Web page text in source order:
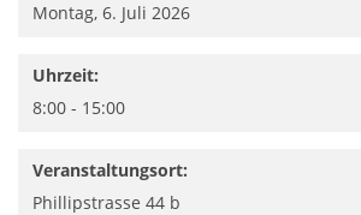
Montag, 6. Juli 2026
Uhrzeit:
8:00 - 15:00
Veranstaltungsort:
Phillipstrasse 44 b